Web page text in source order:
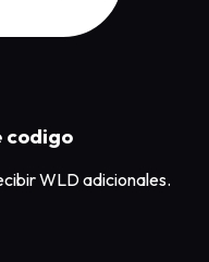
codigo
WLD adicionales.